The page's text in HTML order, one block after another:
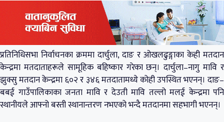
प्रतिनिधिसभा निर्वाचनका क्रममा दार्चुला, दाङ र ओखलढुङ्गाका केही मतदान
केन्द्रमा मतदाताहरूले सामूहिक बहिष्कार गरेका छन्। दार्चुला–नागु मावि र
झुक्सु मतदान केन्द्रमा ६०२ र ३४६ मतदातामध्ये कोही उपस्थित भएनन्। दाङ–
बबई गाउँपालिकाका जनता मावि र देउती मावि तल्लो मलई केन्द्रमा पनि
स्थानीयले आफ्नो बस्ती स्थानान्तरण नभएको भन्दै मतदानमा सहभागी भएनन्।